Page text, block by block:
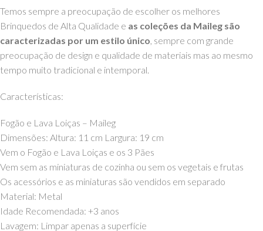
Temos sempre a preocupação de escolher os melhores
Brinquedos de Alta Qualidade e as coleções da Maileg são
caracterizadas por um estilo único, sempre com grande
preocupação de design e qualidade de materiais mas ao mesmo
tempo muito tradicional e intemporal.
Características:
Fogão e Lava Loiças – Maileg
Dimensões: Altura: 11 cm Largura: 19 cm
Vem o Fogão e Lava Loiças e os 3 Pães
Vem sem as miniaturas de cozinha ou sem os vegetais e frutas
Os acessórios e as miniaturas são vendidos em separado
Material: Metal
Idade Recomendada: +3 anos
Lavagem: Limpar apenas a superfície